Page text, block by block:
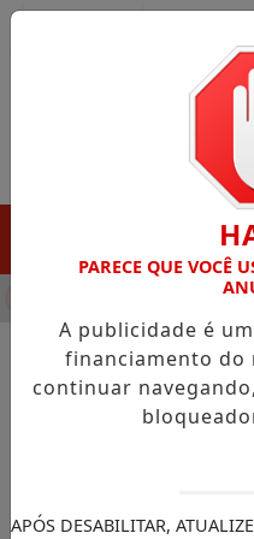
EM PORTO
NOTÍCIAS/NOTÍCIAS
Governo do
em cinco dias
PARECE QUE VOCÊ
A publicidade é
financiamento do
continuar
APÓS DESABILITAR,